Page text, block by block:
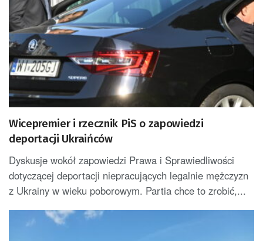
Wicepremier i rzecznik PiS o zapowiedzi
deportacji Ukraińców
Dyskusje wokół zapowiedzi Prawa i Sprawiedliwości
dotyczącej deportacji niepracujących legalnie mężczyzn
z Ukrainy w wieku poborowym. Partia chce to zrobić,...